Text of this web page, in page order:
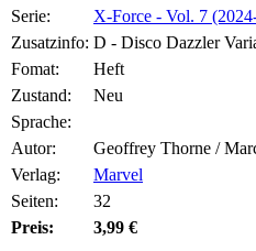
Serie:
X-Force - Vol. 7
Zusatzinfo: D - Disco Dazzler
Fomat:
Heft
Zustand:
Neu
Sprache:
Autor:
Geoffrey Thorne /
Verlag:
Marvel
Seiten:
32
Preis:
3,99 €